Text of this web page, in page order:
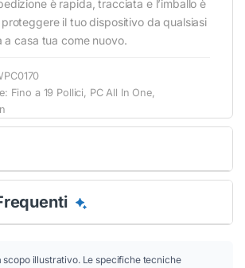
Conferma
è rapida, tracciata e l’imballo è
il tuo dispositivo da qualsiasi
a casa tua come nuovo.
Fino a 19 Pollici, PC All In One,
scopo illustrativo. Le specifiche tecniche
Conferma